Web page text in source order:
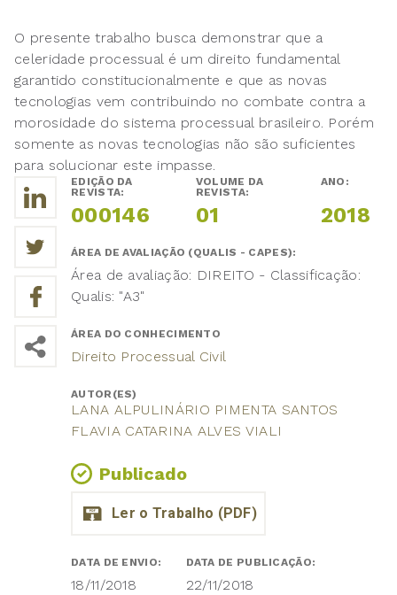
O presente trabalho busca demonstrar que a
celeridade processual é um direito fundamental
garantido constitucionalmente e que as novas
tecnologias vem contribuindo no combate contra a
morosidade do sistema processual brasileiro. Porém
somente as novas tecnologias não são suficientes
para solucionar este impasse.
EDIÇÃO DA
REVISTA:
000146
VOLUME DA
REVISTA:
01
ANO:
2018
ÁREA DE AVALIAÇÃO (QUALIS - CAPES):
Área de avaliação: DIREITO - Classificação:
Qualis: "A3"
ÁREA DO CONHECIMENTO
Direito Processual Civil
AUTOR(ES)
LANA ALPULINÁRIO PIMENTA SANTOS
FLAVIA CATARINA ALVES VIALI
Publicado
DATA DE ENVIO:
18/11/2018
DATA DE PUBLICAÇÃO:
22/11/2018